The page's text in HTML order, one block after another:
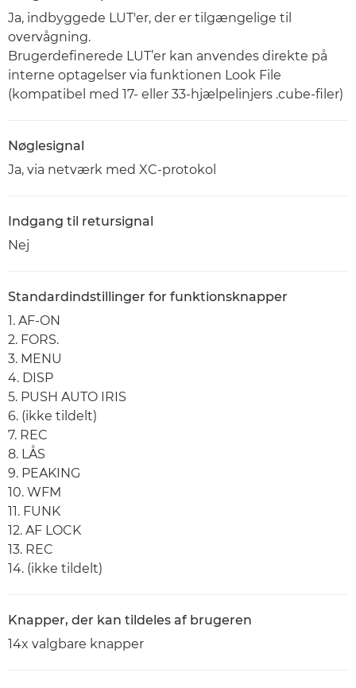
Ja, indbyggede LUT'er, der er tilgængelige til
overvågning.
Brugerdefinerede LUT’er kan anvendes direkte på
interne optagelser via funktionen Look File
(kompatibel med 17- eller 33-hjælpelinjers .cube-filer)
Nøglesignal
Ja, via netværk med XC-protokol
Indgang til retursignal
Nej
Standardindstillinger for funktionsknapper
1. AF-ON
2. FORS.
3. MENU
4. DISP
5. PUSH AUTO IRIS
6. (ikke tildelt)
7. REC
8. LÅS
9. PEAKING
10. WFM
11. FUNK
12. AF LOCK
13. REC
14. (ikke tildelt)
Knapper, der kan tildeles af brugeren
14x valgbare knapper